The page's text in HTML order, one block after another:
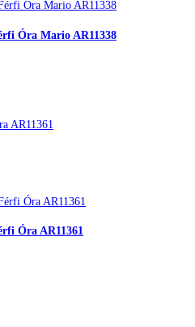
Óra Mario AR11338
Óra AR11361